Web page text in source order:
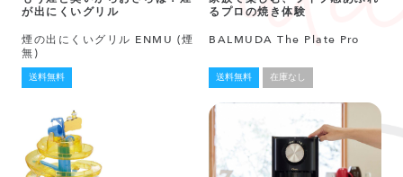
が出にくいグリル
煙の出にくいグリル ENMU (煙
無)
送料無料
るプロの焼き体験
BALMUDA The Plate Pro
送料無料 在庫なし